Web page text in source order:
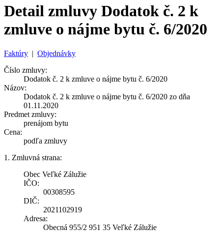
Detail zmluvy Dodatok č. 2 k
zmluve o nájme bytu č. 6/2020
Faktúry | Objednávky
Číslo zmluvy:
Dodatok č. 2 k zmluve o nájme bytu č. 6/2020
Názov:
Dodatok č. 2 k zmluve o nájme bytu č. 6/2020 zo dňa
01.11.2020
Predmet zmluvy:
prenájom bytu
Cena:
podľa zmluvy
1. Zmluvná strana:
Obec Veľké Zálužie
IČO:
00308595
DIČ:
2021102919
Adresa:
Obecná 955/2 951 35 Veľké Zálužie